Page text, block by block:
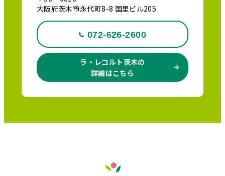
大阪府茨木市永代町8-8 国里ビル205
072-626-2600
ラ・レコルト茨木の
詳細はこちら